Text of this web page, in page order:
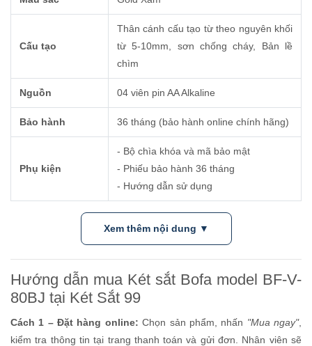
Cấu tạo
Thân cánh cấu tạo từ theo nguyên khối
từ 5-10mm, sơn chống cháy, Bản lề
chìm
Nguồn 04 viên pin AA Alkaline
Bảo hành 36 tháng (bảo hành online chính hãng)
Phụ kiện
- Bộ chìa khóa và mã bảo mật
- Phiếu bảo hành 36 tháng
- Hướng dẫn sử dụng
Xem thêm nội dung ▼
Hướng dẫn mua Két sắt Bofa model BF-V-
80BJ tại Két Sắt 99
Cách 1 – Đặt hàng online: Chọn sản phẩm, nhấn "Mua ngay",
kiểm tra thông tin tại trang thanh toán và gửi đơn. Nhân viên sẽ